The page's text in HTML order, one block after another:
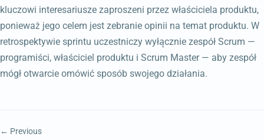
kluczowi interesariusze zaproszeni przez właściciela produktu,
ponieważ jego celem jest zebranie opinii na temat produktu. W
retrospektywie sprintu uczestniczy wyłącznie zespół Scrum —
programiści, właściciel produktu i Scrum Master — aby zespół
mógł otwarcie omówić sposób swojego działania.
← Previous